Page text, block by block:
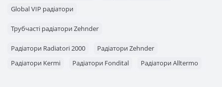
Global VIP радіатори
Трубчасті радіатори Zehnder
Радіатори Radiatori 2000
Радіатори Zehnder
Радіатори Kermi
Радіатори Fondital Радіатори Alltermo